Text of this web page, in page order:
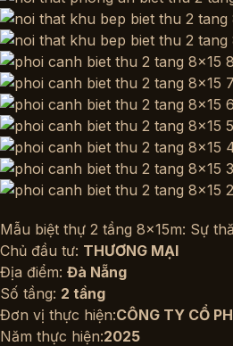
Mẫu biệt thự 2 tầng 8x15m: Sự
Chủ đầu tư: THƯƠNG MẠI
Địa điểm: Đà Nẵng
Số tầng: 2 tầng
Đơn vị thực hiện:CÔNG TY CỔ
Năm thực hiện:2025